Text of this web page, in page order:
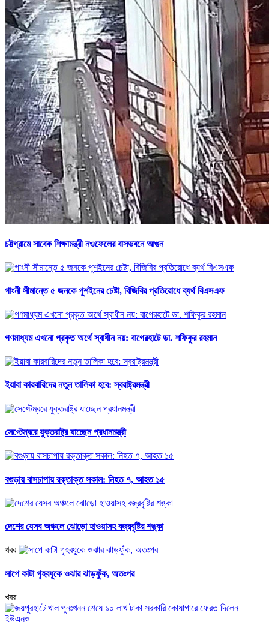
চট্টগ্রামে সাবেক শিক্ষামন্ত্রী নওফেলের বাসভবনে আগুন
গাংনী সীমান্তে ৫ জনকে পুশইনের চেষ্টা, বিজিবির প্রতিরোধে ব্যর্থ বিএসএফ
গণমাধ্যম এখনো প্রকৃত অর্থে স্বাধীন নয়: বাগেরহাটে ডা. শফিকুর রহমান
ইয়াবা কারবারিদের নতুন তালিকা হবে: স্বরাষ্ট্রমন্ত্রী
সেপ্টেম্বরে যুক্তরাষ্ট্র যাচ্ছেন প্রধানমন্ত্রী
বগুড়ায় বাসচাপায় রক্তাক্ত সকাল: নিহত ৭, আহত ১৫
দেশের যেসব অঞ্চলে ঝোড়ো হাওয়াসহ বজ্রবৃষ্টির শঙ্কা
খবর
সাপে কাটা গৃহবধূকে ওঝার ঝাড়ফুঁক, অতঃপর
খবর